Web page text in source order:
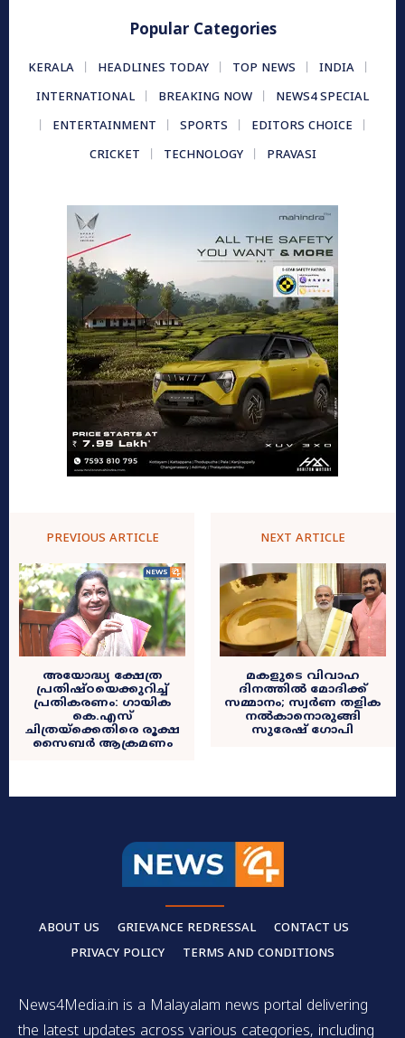
Popular Categories
KERALA HEADLINES TODAY TOP NEWS
INDIA
INTERNATIONAL
BREAKING NOW
NEWS4 SPECIAL
ENTERTAINMENT
SPORTS
EDITORS CHOICE
CRICKET
TECHNOLOGY PRAVASI
PREVIOUS ARTICLE
അയോദ്ധ്യ ക്ഷേത്ര
പ്രതിഷ്ഠയെക്കുറിച്ച്
പ്രതികരണം: ഗായിക
കെ.എസ്
ചിത്രയ്‌ക്കെതിരെ രൂക്ഷ
സൈബർ ആക്രമണം
NEXT ARTICLE
മകളുടെ വിവാഹ
ദിനത്തിൽ മോദിക്ക്
സമ്മാനം; സ്വർണ തളിക
നൽകാനൊരുങ്ങി
സുരേഷ് ഗോപി
ABOUT US GRIEVANCE REDRESSAL
CONTACT US
PRIVACY POLICY
TERMS AND CONDITIONS
News4Media.in is a Malayalam news portal delivering
the latest updates across various categories, including